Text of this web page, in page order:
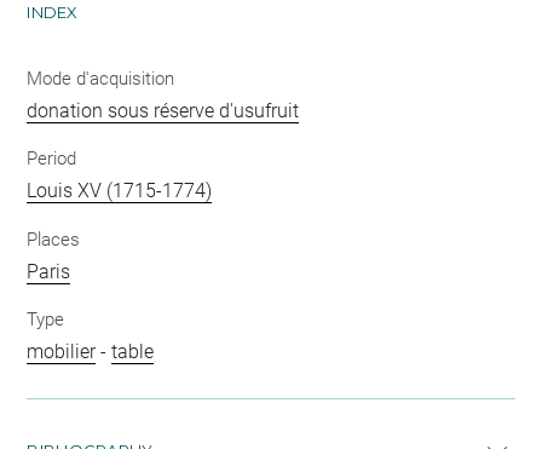
INDEX
Mode d'acquisition
donation sous réserve d'usufruit
Period
Louis XV (1715-1774)
Places
Paris
Type
mobilier-table